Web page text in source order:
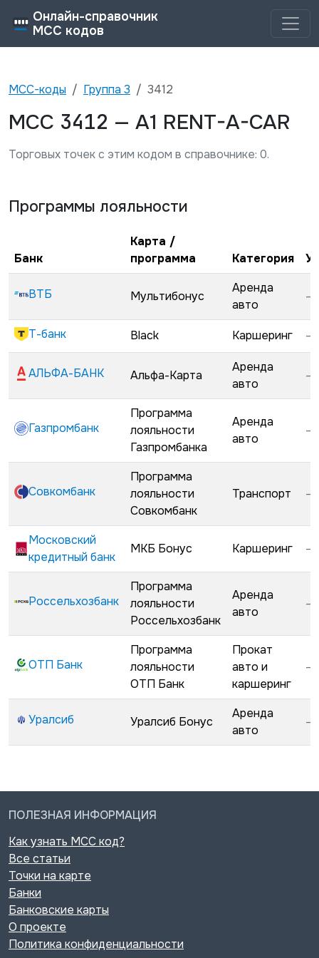
Онлайн-справочник
MCC кодов
MCC-коды Группа 3 3412
MCC 3412 — A1 RENT-A-CAR
Торговых точек с этим кодом в справочнике: 0.
Программы лояльности
Банк
Карта /
программа
Категория
ВТБ Мультибонус
Аренда
авто
—
Т-банк Black Каршеринг —
АЛЬФА-БАНК Альфа-Карта
Аренда
авто
—
Газпромбанк
Программа
лояльности
Газпромбанка
Аренда
авто
—
Совкомбанк
Программа
лояльности
Совкомбанк
Транспорт —
Московский
кредитный банк
МКБ Бонус Каршеринг —
Россельхозбанк
Программа
лояльности
Россельхозбанк
Аренда
авто
—
ОТП Банк
Программа
лояльности
ОТП Банк
Прокат
авто и
каршеринг
—
Уралсиб Уралсиб Бонус
Аренда
авто
—
ПОЛЕЗНАЯ ИНФОРМАЦИЯ
Как узнать MCC код?
Все статьи
Точки на карте
Банки
Банковские карты
О проекте
Политика конфиденциальности